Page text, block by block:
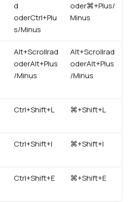
d
oderCtrl+Plu
s/Minus
oder⌘+Plus/
Minus
Alt+Scrollrad
oderAlt+Plus
/Minus
Alt+Scrollrad
oderAlt+Plus
/Minus
Ctrl+Shift+L ⌘+Shift+L
Ctrl+Shift+I ⌘+Shift+I
Ctrl+Shift+E ⌘+Shift+E